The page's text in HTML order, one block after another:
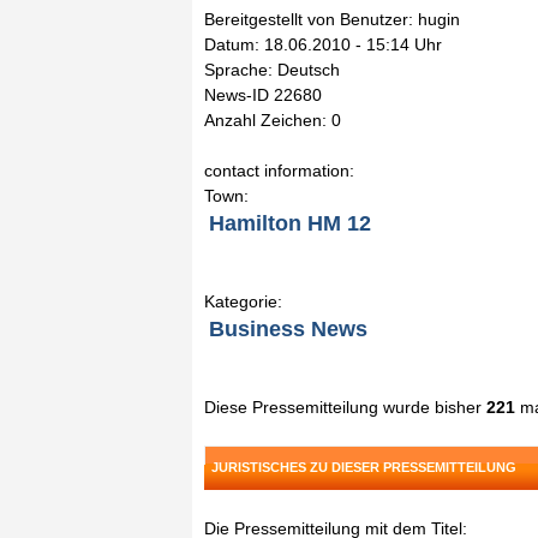
Bereitgestellt von Benutzer: hugin
Datum: 18.06.2010 - 15:14 Uhr
Sprache: Deutsch
News-ID 22680
Anzahl Zeichen: 0
contact information:
Town:
Hamilton HM 12
Kategorie:
Business News
Diese Pressemitteilung wurde bisher 221
JURISTISCHES ZU DIESER PRESSEMITTEILUNG
Die Pressemitteilung mit dem Titel: